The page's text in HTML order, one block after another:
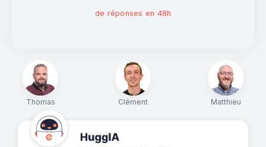
Thomas Clément Matthieu
de réponses en 48h